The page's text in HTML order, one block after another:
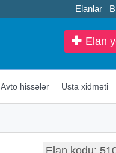
Elanlar
Elan
Avto hissələr Usta xidməti
Elan kodu: